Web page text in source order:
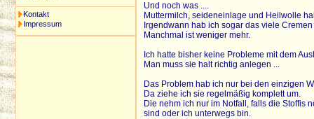
Kontakt
Impressum
Und noch was ....
Muttermilch, seideneinlage und Heilwolle
Irgendwann hab ich sogar das viele
Manchmal ist weniger mehr.
Ich hatte bisher keine Probleme mit dem
Man muss sie halt richtig anlegen ...
Das Problem hab ich nur bei den einzigen
Da ziehe ich sie regelmäßig komplett um.
Die nehm ich nur im Notfall, falls die Stoffis
sind oder ich unterwegs bin.